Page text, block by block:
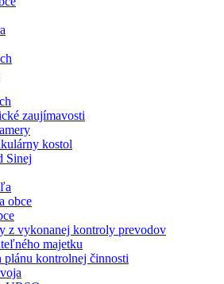
zaujímavosti
kostol
Sinej
obce
z vykonanej kontroly prevodov
majetku
plánu kontrolnej činnosti